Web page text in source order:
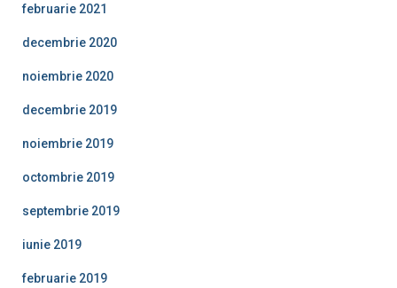
februarie 2021
decembrie 2020
noiembrie 2020
decembrie 2019
noiembrie 2019
octombrie 2019
septembrie 2019
iunie 2019
februarie 2019